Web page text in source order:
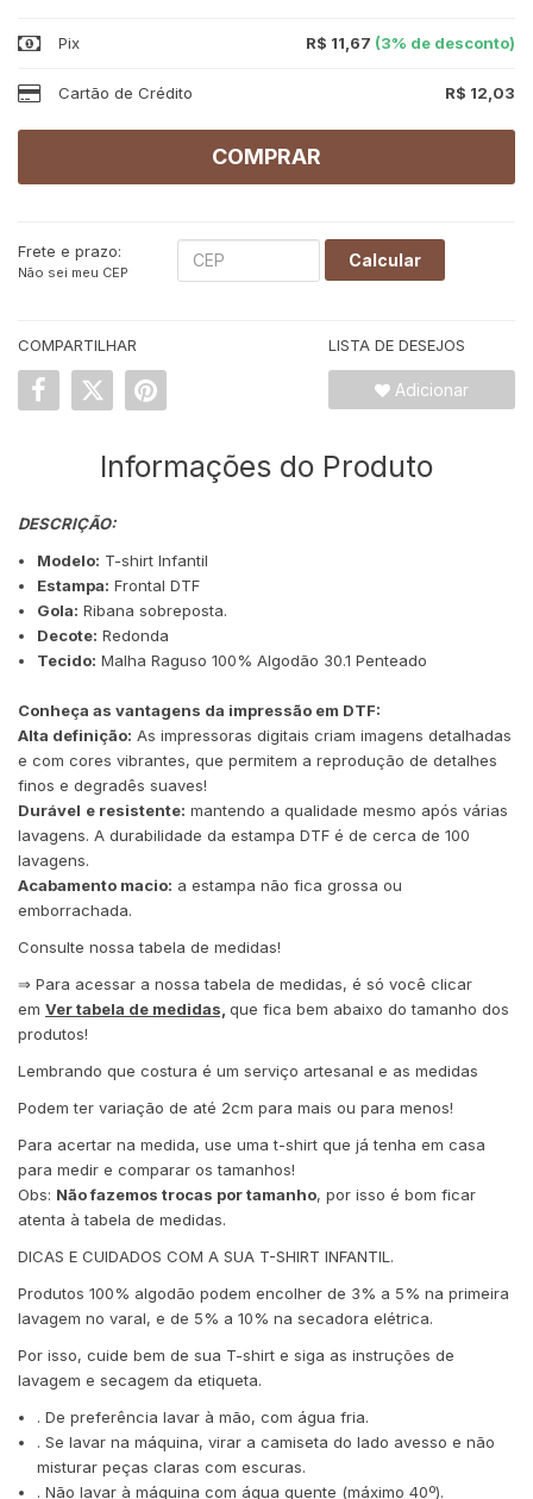
Pix R$ 11,67 (3% de desconto)
Cartão de Crédito R$ 12,03
COMPRAR
Frete e prazo:
Não sei meu CEP
Calcular
COMPARTILHAR LISTA DE DESEJOS
Adicionar
Informações do Produto
DESCRIÇÃO:
Modelo: T-shirt Infantil
Estampa: Frontal DTF
Gola: Ribana sobreposta.
Decote: Redonda
Tecido: Malha Raguso 100% Algodão 30.1 Penteado
Conheça as vantagens da impressão em DTF:
Alta definição: As impressoras digitais criam imagens detalhadas
e com cores vibrantes, que permitem a reprodução de detalhes
finos e degradês suaves!
Durável e resistente: mantendo a qualidade mesmo após várias
lavagens. A durabilidade da estampa DTF é de cerca de 100
lavagens.
Acabamento macio: a estampa não fica grossa ou
emborrachada.
Consulte nossa tabela de medidas!
⇒ Para acessar a nossa tabela de medidas, é só você clicar
em Ver tabela de medidas, que fica bem abaixo do tamanho dos
produtos!
Lembrando que costura é um serviço artesanal e as medidas
Podem ter variação de até 2cm para mais ou para menos!
Para acertar na medida, use uma t-shirt que já tenha em casa
para medir e comparar os tamanhos!
Obs: Não fazemos trocas por tamanho, por isso é bom ficar
atenta à tabela de medidas.
DICAS E CUIDADOS COM A SUA T-SHIRT INFANTIL.
Produtos 100% algodão podem encolher de 3% a 5% na primeira
lavagem no varal, e de 5% a 10% na secadora elétrica.
Por isso, cuide bem de sua T-shirt e siga as instruções de
lavagem e secagem da etiqueta.
. De preferência lavar à mão, com água fria.
. Se lavar na máquina, virar a camiseta do lado avesso e não
misturar peças claras com escuras.
. Não lavar à máquina com água quente (máximo 40º).